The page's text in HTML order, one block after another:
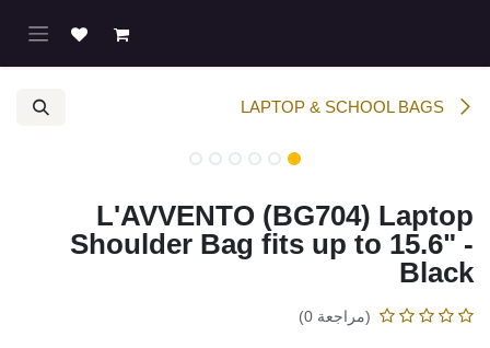
L'AVVENTO (BG704) Laptop
Shoulder Bag fits up to 15.6" -
Black
(مراجعة 0)